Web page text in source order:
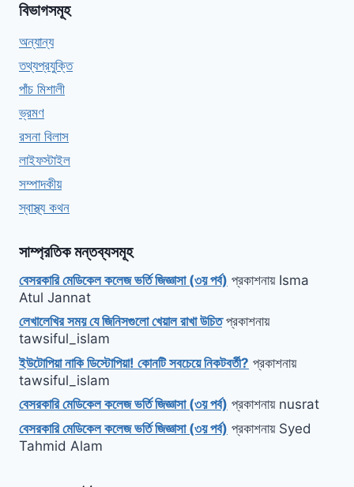
বিভাগসমূহ
অন্যান্য
তথ্যপ্রযুক্তি
পাঁচ মিশালী
ভ্রমণ
রসনা বিলাস
লাইফস্টাইল
সম্পাদকীয়
স্বাস্থ্য কথন
সাম্প্রতিক মন্তব্যসমূহ
বেসরকারি মেডিকেল কলেজ ভর্তি জিজ্ঞাসা (৩য় পর্ব) প্রকাশনায় Isma
Atul Jannat
লেখালেখির সময় যে জিনিসগুলো খেয়াল রাখা উচিতপ্রকাশনায়
tawsiful_islam
ইউটোপিয়া নাকি ডিস্টোপিয়া! কোনটি সবচেয়ে নিকটবর্তী? প্রকাশনায়
tawsiful_islam
বেসরকারি মেডিকেল কলেজ ভর্তি জিজ্ঞাসা (৩য় পর্ব) প্রকাশনায় nusrat
বেসরকারি মেডিকেল কলেজ ভর্তি জিজ্ঞাসা (৩য় পর্ব) প্রকাশনায় Syed
Tahmid Alam